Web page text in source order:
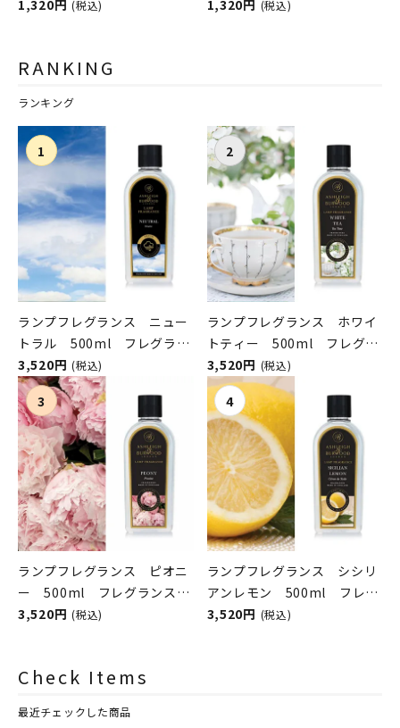
Sicilian Orange
Rudy（ルディ）
1,320円 (税込)
Sicilian Lemon（シチリア
1,320円 (税込)
RANKING
ランキング
ランプフレグランス ニュー
トラル 500ml フレグラン
スランプ用オイル
ASHLEIGH&BURWOOD（ア
シュレイアンドバーウッド）
3,520円 (税込)
ランプフレグランス ホワイ
トティー 500ml フレグラ
ンスランプ用オイル
ASHLEIGH&BURWOOD（ア
シュレイアンドバーウッド）
3,520円 (税込)
ランプフレグランス ピオニ
ー 500ml フレグランスラ
ンプ用オイル
3,520円 (税込)
ランプフレグランス シシリ
アンレモン 500ml フレグ
ランスランプ用オイル
3,520円 (税込)
Check Items
最近チェックした商品